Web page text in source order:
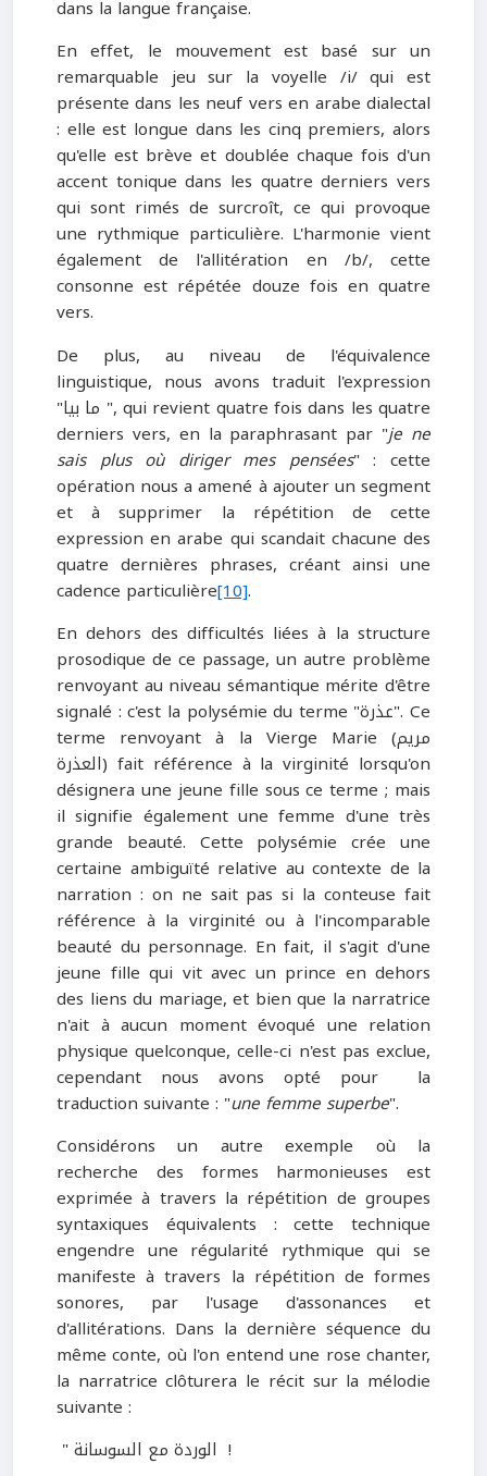
dans la langue française.
En effet, le mouvement est basé sur un
remarquable jeu sur la voyelle /i/ qui est
présente dans les neuf vers en arabe dialectal
: elle est longue dans les cinq premiers, alors
qu'elle est brève et doublée chaque fois d'un
accent tonique dans les quatre derniers vers
qui sont rimés de surcroît, ce qui provoque
une rythmique particulière. L'harmonie vient
également de l'allitération en /b/, cette
consonne est répétée douze fois en quatre
vers.
De plus, au niveau de l'équivalence
linguistique, nous avons traduit l'expression
"ما بيا ", qui revient quatre fois dans les quatre
derniers vers, en la paraphrasant par "je ne
sais plus où diriger mes pensées" : cette
opération nous a amené à ajouter un segment
et à supprimer la répétition de cette
expression en arabe qui scandait chacune des
quatre dernières phrases, créant ainsi une
cadence particulière[10].
En dehors des difficultés liées à la structure
prosodique de ce passage, un autre problème
renvoyant au niveau sémantique mérite d'être
signalé : c'est la polysémie du terme "عذرة". Ce
terme renvoyant à la Vierge Marie (مريم
العذرة) fait référence à la virginité lorsqu'on
désignera une jeune fille sous ce terme ; mais
il signifie également une femme d'une très
grande beauté. Cette polysémie crée une
certaine ambiguïté relative au contexte de la
narration : on ne sait pas si la conteuse fait
référence à la virginité ou à l'incomparable
beauté du personnage. En fait, il s'agit d'une
jeune fille qui vit avec un prince en dehors
des liens du mariage, et bien que la narratrice
n'ait à aucun moment évoqué une relation
physique quelconque, celle-ci n'est pas exclue,
cependant nous avons opté pour la
traduction suivante : "une femme superbe".
Considérons un autre exemple où la
recherche des formes harmonieuses est
exprimée à travers la répétition de groupes
syntaxiques équivalents : cette technique
engendre une régularité rythmique qui se
manifeste à travers la répétition de formes
sonores, par l'usage d'assonances et
d'allitérations. Dans la dernière séquence du
même conte, où l'on entend une rose chanter,
la narratrice clôturera le récit sur la mélodie
suivante :
" الوردة مع السوسانة !